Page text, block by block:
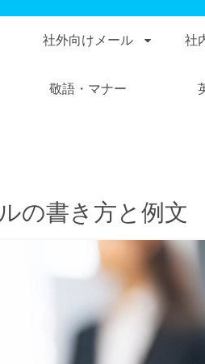
社外向けメール 社
敬語・マナー
の書き方と例文